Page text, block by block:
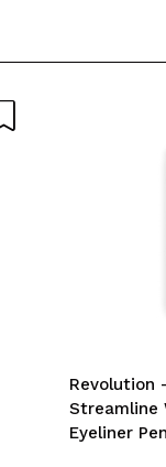
Revolution - Eyeliner
Streamline
Eyeliner